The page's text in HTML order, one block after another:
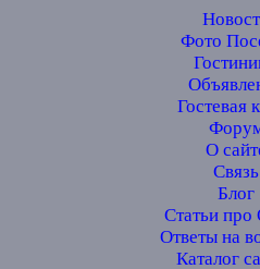
Фото
Гостевая
О
Связь
Блог
Статьи про
Ответы на
Каталог